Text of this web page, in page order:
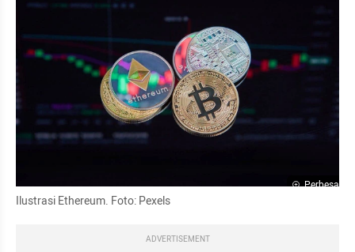
Perbesar
Ilustrasi Ethereum. Foto: Pexels
ADVERTISEMENT